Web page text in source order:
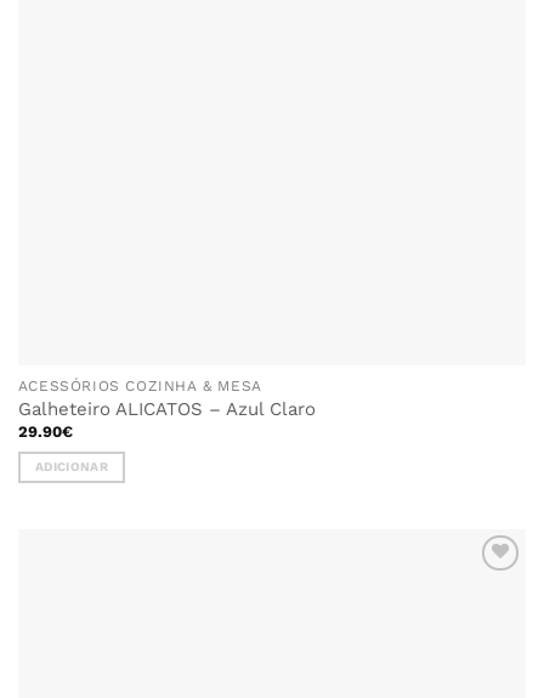
ACESSÓRIOS COZINHA & MESA
Galheteiro ALICATOS – Azul Claro
29.90€
ADICIONAR